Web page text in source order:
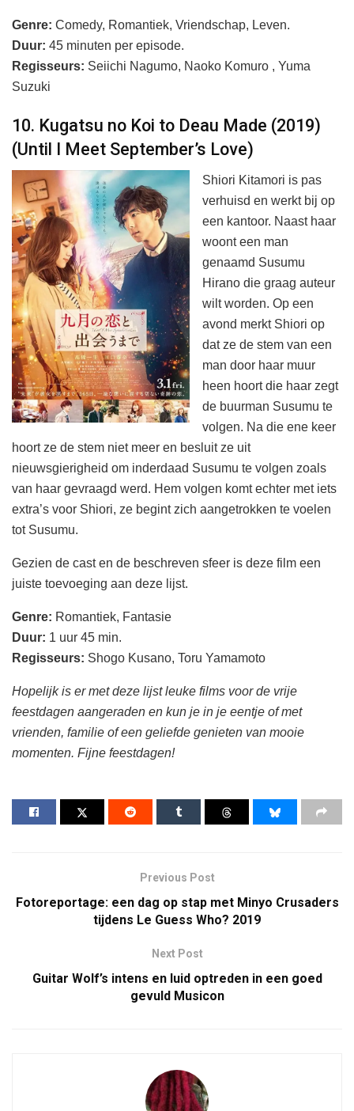
Genre: Comedy, Romantiek, Vriendschap, Leven.
Duur: 45 minuten per episode.
Regisseurs: Seiichi Nagumo, Naoko Komuro , Yuma
Suzuki
10. Kugatsu no Koi to Deau Made (2019)
(Until I Meet September’s Love)
Shiori Kitamori is pas
verhuisd en werkt bij op
een kantoor. Naast haar
woont een man
genaamd Susumu
Hirano die graag auteur
wilt worden. Op een
avond merkt Shiori op
dat ze de stem van een
man door haar muur
heen hoort die haar zegt
de buurman Susumu te
volgen. Na die ene keer
hoort ze de stem niet meer en besluit ze uit
nieuwsgierigheid om inderdaad Susumu te volgen zoals
van haar gevraagd werd. Hem volgen komt echter met iets
extra’s voor Shiori, ze begint zich aangetrokken te voelen
tot Susumu.
Gezien de cast en de beschreven sfeer is deze film een
juiste toevoeging aan deze lijst.
Genre: Romantiek, Fantasie
Duur: 1 uur 45 min.
Regisseurs: Shogo Kusano, Toru Yamamoto
Hopelijk is er met deze lijst leuke films voor de vrije
feestdagen aangeraden en kun je in je eentje of met
vrienden, familie of een geliefde genieten van mooie
momenten. Fijne feestdagen!
Previous Post
Fotoreportage: een dag op stap met Minyo Crusaders
tijdens Le Guess Who? 2019
Next Post
Guitar Wolf’s intens en luid optreden in een goed
gevuld Musicon